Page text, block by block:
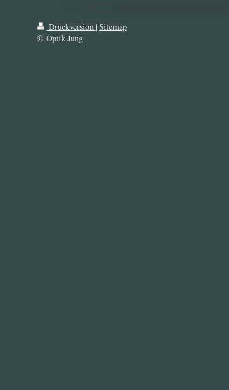
Druckversion | Sitemap
© Optik Jung